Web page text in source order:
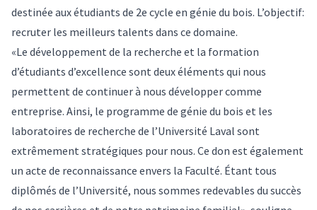
destinée aux étudiants de 2e cycle en génie du bois. L’objectif:
recruter les meilleurs talents dans ce domaine.
«Le développement de la recherche et la formation
d’étudiants d’excellence sont deux éléments qui nous
permettent de continuer à nous développer comme
entreprise. Ainsi, le programme de génie du bois et les
laboratoires de recherche de l’Université Laval sont
extrêmement stratégiques pour nous. Ce don est également
un acte de reconnaissance envers la Faculté. Étant tous
diplômés de l’Université, nous sommes redevables du succès